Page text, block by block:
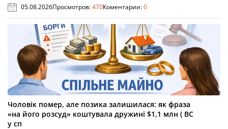
05.08.2026Просмотров:470Коментарии:0
Чоловік помер, але позика залишилася: як фраза
«на його розсуд» коштувала дружині $1,1 млн ( ВС
у сп